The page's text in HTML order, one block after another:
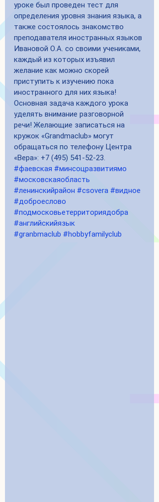
уроке был проведен тест для
определения уровня знания языка, а
также состоялось знакомство
преподавателя иностранных языков
Ивановой О.А. со своими учениками,
каждый из которых изъявил
желание как можно скорей
приступить к изучению пока
иностранного для них языка!
Основная задача каждого урока
уделять внимание разговорной
речи! Желающие записаться на
кружок «Grandmaclub» могут
обращаться по телефону Центра
«Вера»: +7 (495) 541-52-23.
#фаевская #минсоцразвитиямо
#московскаяобласть
#ленинскийрайон #csovera #видное
#доброеслово
#подмосковьетерриториядобра
#английскийязык
#granbmaclub #hobbyfamilyclub